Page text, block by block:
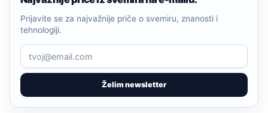
Želim newsletter
Prijavite se za najvažnije priče o svemiru, znanosti i
tehnologiji.